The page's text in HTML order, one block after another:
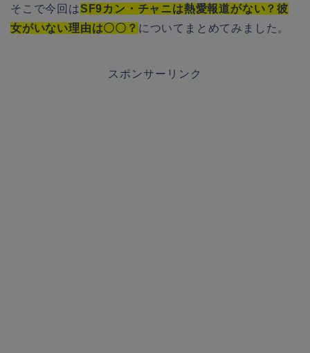
そこで今回はSF9カン・チャニは熱愛報道がない？彼
女がいない理由は〇〇？ についてまとめてみました。
スポンサーリンク